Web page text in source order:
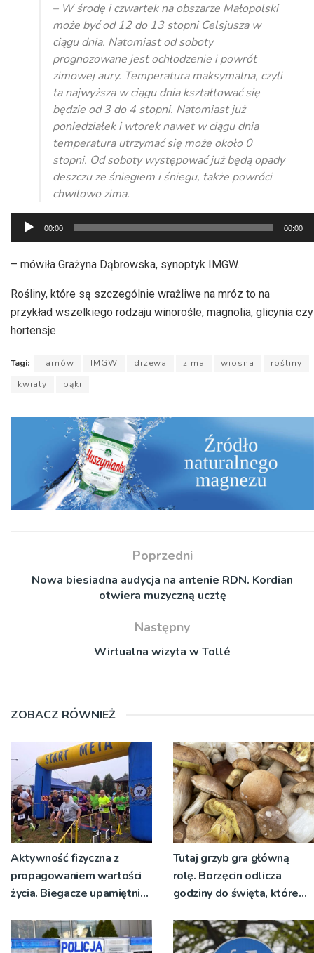
– W środę i czwartek na obszarze Małopolski
może być od 12 do 13 stopni Celsjusza w
ciągu dnia. Natomiast od soboty
prognozowane jest ochłodzenie i powrót
zimowej aury. Temperatura maksymalna, czyli
ta najwyższa w ciągu dnia kształtować się
będzie od 3 do 4 stopni. Natomiast już
poniedziałek i wtorek nawet w ciągu dnia
temperatura utrzymać się może około 0
stopni. Od soboty występować już będą opady
deszczu ze śniegiem i śniegu, także powróci
chwilowo zima.
Odtwarzacz
plików
dźwiękowych
00:00 00:00
– mówiła Grażyna Dąbrowska, synoptyk IMGW.
Rośliny, które są szczególnie wrażliwe na mróz to na
przykład wszelkiego rodzaju winorośle, magnolia, glicynia czy
hortensje.
Tagi: Tarnów IMGW drzewa zima wiosna
rośliny
kwiaty
pąki
Poprzedni
Nowa biesiadna audycja na antenie RDN. Kordian
otwiera muzyczną ucztę
Następny
Wirtualna wizyta w Tollé
ZOBACZ RÓWNIEŻ
Aktywność fizyczna z
propagowaniem wartości
życia. Biegacze upamiętnili
Tutaj grzyb gra główną
rolę. Borzęcin odlicza
godziny do święta, które
pokoleń